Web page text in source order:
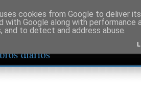
cookies from Google to deliver
with Google along with
and to detect and address abuse.